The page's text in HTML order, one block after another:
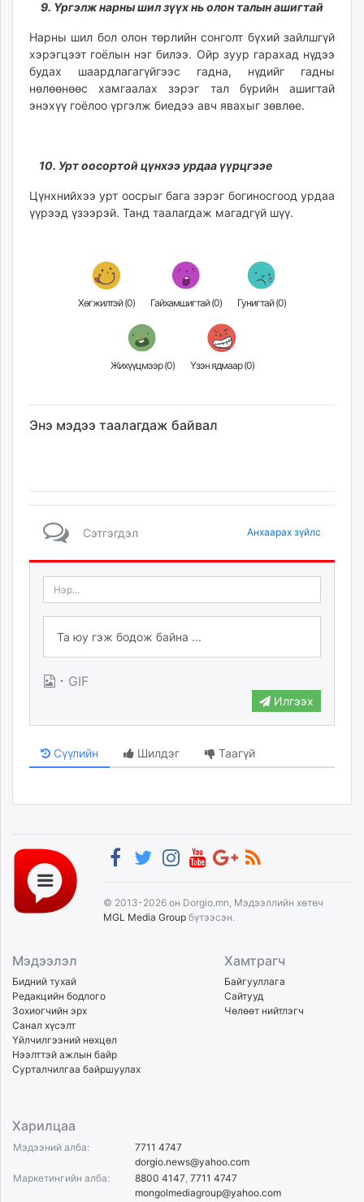
9. Үргэлж нарны шил зүүх нь олон талын ашигтай
Нарны шил бол олон төрлийн сонголт бүхий зайлшгүй
хэрэгцээт гоёлын нэг билээ. Ойр зуур гарахад нүдээ
будах шаардлагагүйгээс гадна, нүдийг гадны
нөлөөнөөс хамгаалах зэрэг тал бүрийн ашигтай
энэхүү гоёлоо үргэлж биедээ авч явахыг зөвлөе.
10. Урт оосортой цүнхээ урдаа үүрцгээе
Цүнхнийхээ урт оосрыг бага зэрэг богиносгоод урдаа
үүрээд үзээрэй. Танд таалагдаж магадгүй шүү.
Хөгжилтэй (0) Гайхамшигтай (0) Гунигтай (0)
Жихүүцмээр (0) Үзэн ядмаар (0)
Энэ мэдээ таалагдаж байвал
Сэтгэгдэл Анхаарах зүйлс
· GIF
Илгээх
Сүүлийн Шилдэг Таагүй
© 2013-2026 он Dorgio.mn, Мэдээллийн хөтөч
MGL Media Group бүтээсэн.
Мэдээлэл
Бидний тухай
Редакцийн бодлого
Зохиогчийн эрх
Санал хүсэлт
Үйлчилгээний нөхцөл
Нээлттэй ажлын байр
Сурталчилгаа байршуулах
Хамтрагч
Байгууллага
Сайтууд
Чөлөөт нийтлэгч
Харилцаа
Мэдээний алба:
7711 4747
dorgio.news@yahoo.com
Маркетингийн алба:
8800 4147, 7711 4747
mongolmediagroup@yahoo.com